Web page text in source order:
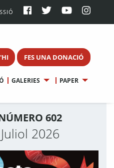
FES UNA DONACIÓ
GALERIES PAPER
602
Juliol 2026